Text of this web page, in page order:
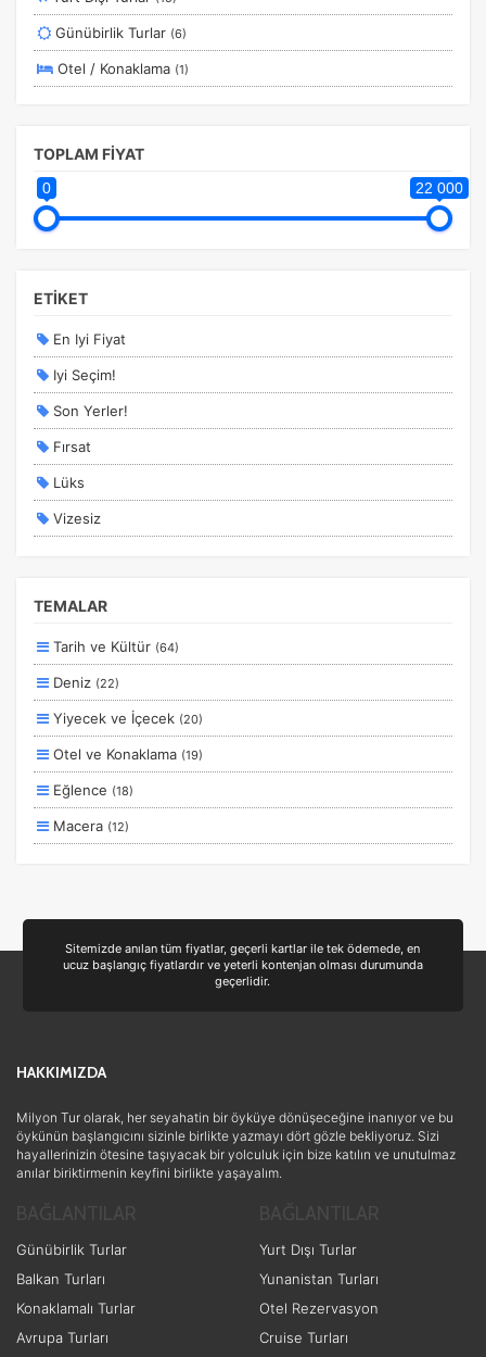
Pazarlama Çerezleri
Size ve ilgi alanlarınıza uygun reklamlar göstermek için
kullanılır. Kapatırsanız reklamları görmeye devam
Günübirlik Turlar (6)
Otel / Konaklama (1)
TOPLAM FİYAT
0 22 000
ETİKET
En Iyi Fiyat
Iyi Seçim!
Son Yerler!
Fırsat
Lüks
Vizesiz
Planlanan
Otobüs Ile
Uçak Ile
Ekstralar Dahil
TEMALAR
Tarih ve Kültür (64)
Deniz (22)
Yiyecek ve İçecek (20)
Otel ve Konaklama (19)
Eğlence (18)
Macera (12)
Kayak ve Kış Sporları(5)
Ek Hizmetler
Eğitim(1)
Sitemizde anılan tüm fiyatlar, geçerli kartlar ile tek ödemede, en
ucuz başlangıç fiyatlardır ve yeterli kontenjan olması durumunda
geçerlidir.
HAKKIMIZDA
Milyon Tur olarak, her seyahatin bir öyküye dönüşeceğine inanıyor ve bu
öykünün başlangıcını sizinle birlikte yazmayı dört gözle bekliyoruz. Sizi
hayallerinizin ötesine taşıyacak bir yolculuk için bize katılın ve unutulmaz
anılar biriktirmenin keyfini birlikte yaşayalım.
Günübirlik Turlar
Balkan Turları
Konaklamalı Turlar
Avrupa Turları
Yurt Dışı Turlar
Yunanistan Turları
Otel Rezervasyon
Cruise Turları